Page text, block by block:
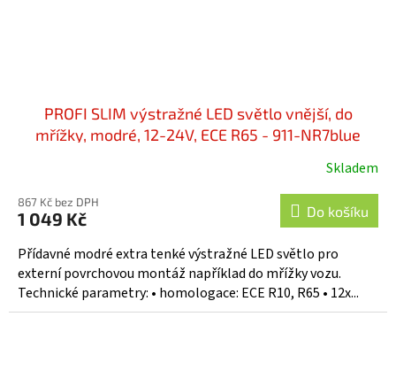
PROFI SLIM výstražné LED světlo vnější, do
mřížky, modré, 12-24V, ECE R65 - 911-NR7blue
Skladem
867 Kč bez DPH
1 049 Kč Do košíku
Přídavné modré extra tenké výstražné LED světlo pro
externí povrchovou montáž například do mřížky vozu.
Technické parametry: • homologace: ECE R10, R65 • 12x...